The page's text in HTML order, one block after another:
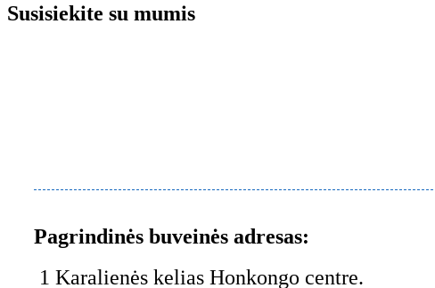
Susisiekite su mumis
Pagrindinės buveinės adresas:
1 Karalienės kelias Honkongo centre.